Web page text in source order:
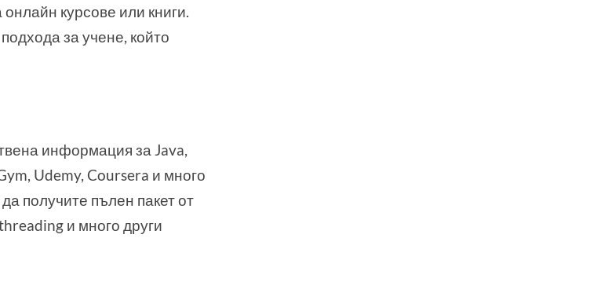
курсове или книги.
за учене, който
информация за Java,
Udemy, Coursera и много
получите пълен пакет от
и много други